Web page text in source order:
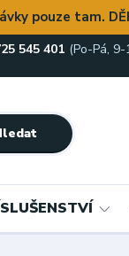
pouze tam.
545 401 (Po-Pá,